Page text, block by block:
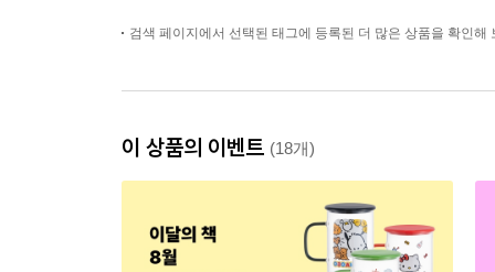
검색 페이지에서 선택된 태그에 등록된 더 많은 상품을 확인해
이 상품의 이벤트 (18개)